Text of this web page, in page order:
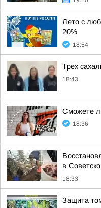
Лето с
20%
18:54
Трех
18:43
Сможете
18:36
в
18:33
Защита